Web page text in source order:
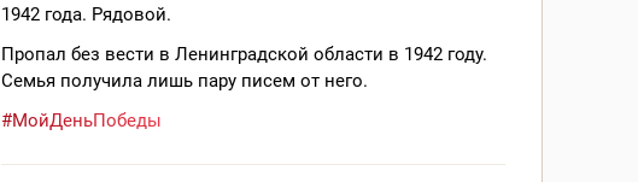
1942 года. Рядовой.
Пропал без вести в Ленинградской области в 1942 году.
Семья получила лишь пару писем от него.
#МойДеньПобеды